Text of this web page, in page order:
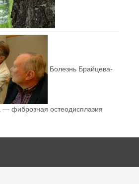
Болезнь Брайцева-
— фиброзная остеодисплазия